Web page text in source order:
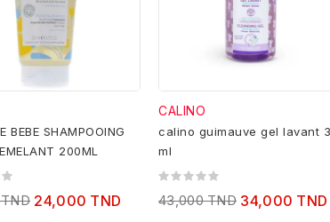
BEBE SHAMPOOING
200ML
24,000 TND
CALINO
calino guimauve gel lavant
ml
43,000 TND 34,000 TND